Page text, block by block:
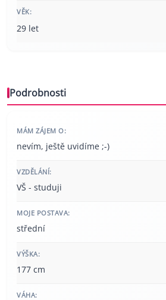
VĚK:
29 let
Podrobnosti
MÁM ZÁJEM O:
nevím, ještě uvidíme ;-)
VZDĚLÁNÍ:
VŠ - studuji
MOJE POSTAVA:
střední
VÝŠKA:
177 cm
VÁHA: